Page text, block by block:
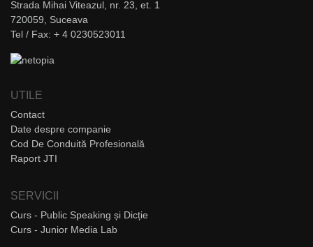
Strada Mihai Viteazul, nr. 23, et. 1
720059, Suceava
Tel / Fax: + 4 0230523011
UTILE
Contact
Date despre companie
Cod De Conduită Profesională
Raport JTI
SERVICII
Curs - Public Speaking și Dicție
Curs - Junior Media Lab